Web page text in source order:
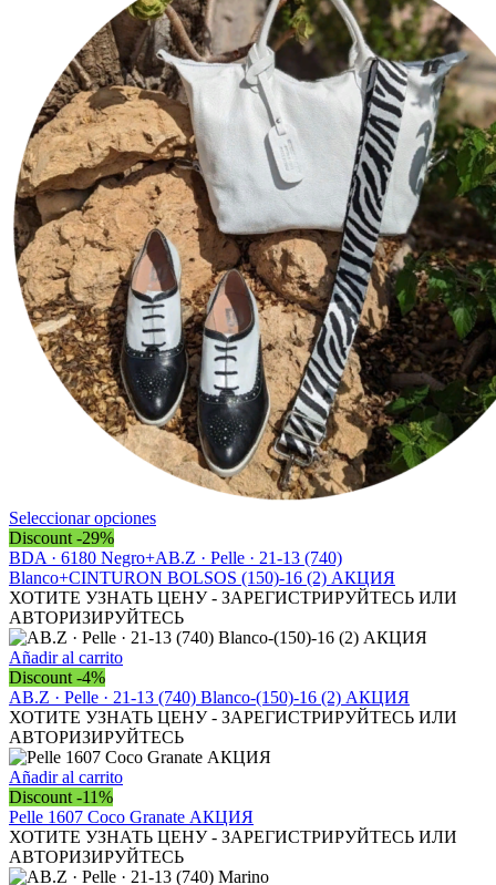
Seleccionar opcionesEste
tiene
múltiples
variantes.
Las
opciones
elegir
en
la
página
Discount -29%
BDA · 6180 Negro+AB.Z · Pelle · 21-13 (740)
Blanco+CINTURON BOLSOS (150)-16 (2) АКЦИЯ
ХОТИТЕ УЗНАТЬ ЦЕНУ - ЗАРЕГИСТРИРУЙТЕСЬ ИЛИ
АВТОРИЗИРУЙТЕСЬ
Añadir al carrito
Discount -4%
AB.Z · Pelle · 21-13 (740) Blanco-(150)-16 (2) АКЦИЯ
ХОТИТЕ УЗНАТЬ ЦЕНУ - ЗАРЕГИСТРИРУЙТЕСЬ ИЛИ
АВТОРИЗИРУЙТЕСЬ
Añadir al carrito
Discount -11%
Pelle 1607 Coco Granate АКЦИЯ
ХОТИТЕ УЗНАТЬ ЦЕНУ - ЗАРЕГИСТРИРУЙТЕСЬ ИЛИ
АВТОРИЗИРУЙТЕСЬ